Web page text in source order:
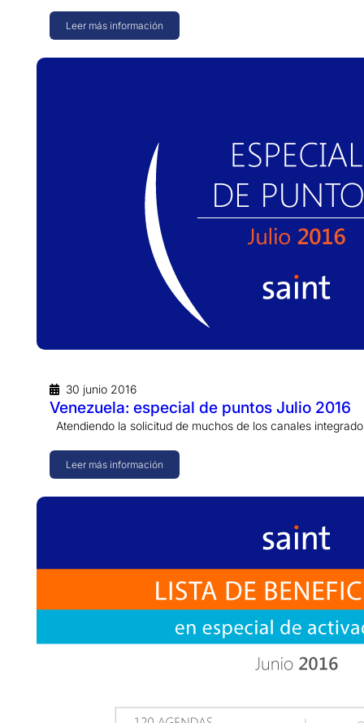
Leer más información
30 junio 2016
Venezuela: especial de puntos Julio 2016
Atendiendo la solicitud de muchos de los canales
Leer más información